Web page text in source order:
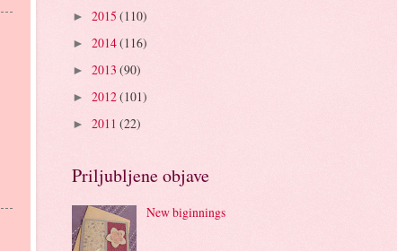
► 2015 (110)
► 2014(116)
► 2013 (90)
► 2012(101)
► 2011 (22)
Priljubljene objave
New biginnings